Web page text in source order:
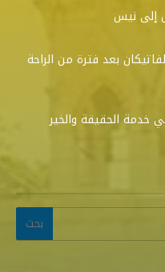
إلى نيس
بعد فترة من الراحة
خدمة الحقيقة والخير